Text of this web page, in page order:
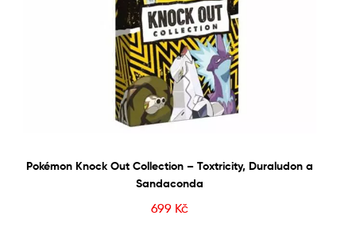
Pokémon Knock Out Collection – Toxtricity, Duraludon a
Sandaconda
699 Kč